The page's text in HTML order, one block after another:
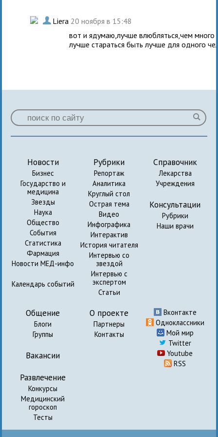
. Liera 20 ноября в 15:48
вот и ядумаю,лучше влюбляться,чем
лучше стараться быть лучше для одного
Новости
Бизнес
Государство и
медицина
Звезды
Наука
Общество
События
Статистика
Фармация
Новости МЕД-инфо
Календарь событий
Рубрики
Репортаж
Аналитика
Круглый стол
Острая тема
Видео
Инфографика
Интерактив
История читателя
Интервью со
звездой
Интервью с
экспертом
Статьи
Справочник
Лекарства
Учреждения
Консультации
Рубрики
Наши врачи
Общение
Блоги
Группы
Вакансии
Развлечение
Конкурсы
Медицинский
гороскоп
Тесты
О проекте
Партнеры
Контакты
Вконтакте
Одноклассники
Мой мир
Twitter
Youtube
RSS